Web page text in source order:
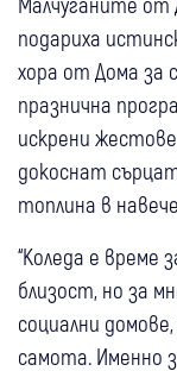
подариха
хора от Дома за
празнична
искрени
докоснат
топлина в
“Коледа е време
близост, но за
социални
самота. Именно